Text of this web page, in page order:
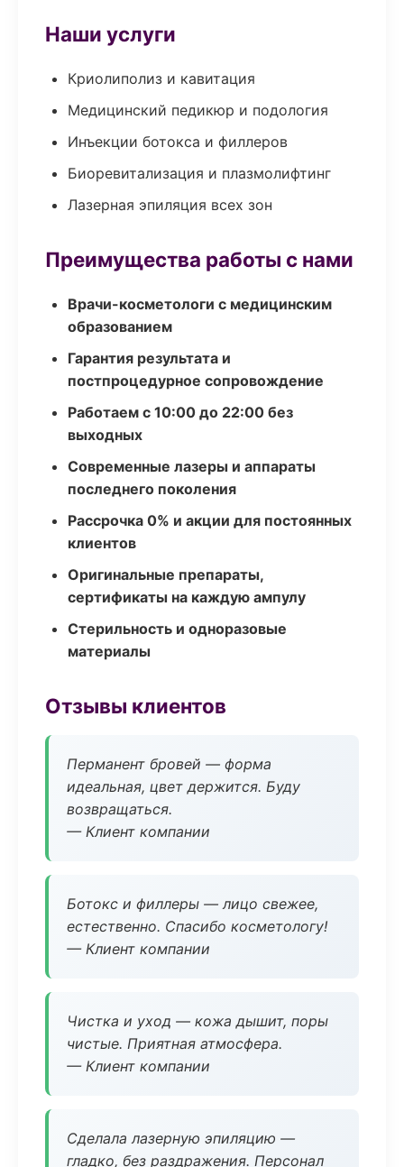
Наши услуги
Криолиполиз и кавитация
Медицинский педикюр и подология
Инъекции ботокса и филлеров
Биоревитализация и плазмолифтинг
Лазерная эпиляция всех зон
Преимущества работы с нами
Врачи-косметологи с медицинским
образованием
Гарантия результата и
постпроцедурное сопровождение
Работаем с 10:00 до 22:00 без
выходных
Современные лазеры и аппараты
последнего поколения
Рассрочка 0% и акции для постоянных
клиентов
Оригинальные препараты,
сертификаты на каждую ампулу
Стерильность и одноразовые
материалы
Отзывы клиентов
Перманент бровей — форма
идеальная, цвет держится. Буду
возвращаться.
— Клиент компании
Ботокс и филлеры — лицо свежее,
естественно. Спасибо косметологу!
— Клиент компании
Чистка и уход — кожа дышит, поры
чистые. Приятная атмосфера.
— Клиент компании
Сделала лазерную эпиляцию —
гладко, без раздражения. Персонал